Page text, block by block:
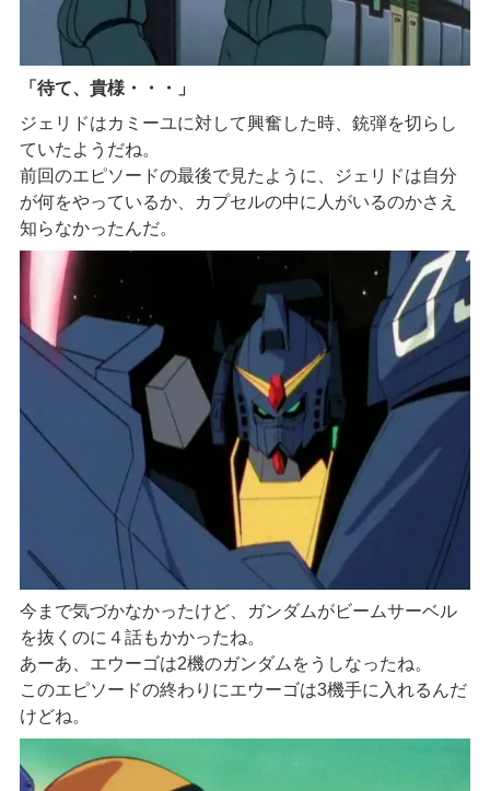
「待て、貴様・・・」
ジェリドはカミーユに対して興奮した時、銃弾を切らし
ていたようだね。
前回のエピソードの最後で見たように、ジェリドは自分
が何をやっているか、カプセルの中に人がいるのかさえ
知らなかったんだ。
今まで気づかなかったけど、ガンダムがビームサーベル
を抜くのに４話もかかったね。
あーあ、エウーゴは2機のガンダムをうしなったね。
このエピソードの終わりにエウーゴは3機手に入れるんだ
けどね。